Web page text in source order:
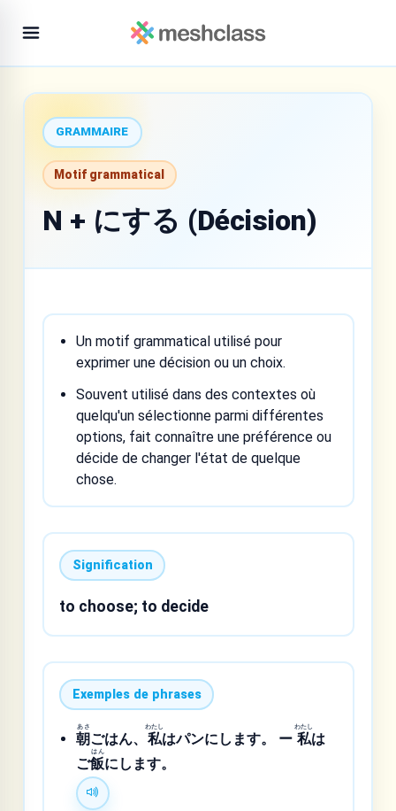
GRAMMAIRE
Motif grammatical
N + にする (Décision)
Un motif grammatical utilisé pour
exprimer une décision ou un choix.
Souvent utilisé dans des contextes où
quelqu'un sélectionne parmi différentes
options, fait connaître une préférence ou
décide de changer l'état de quelque
chose.
Signification
to choose; to decide
Exemples de phrases
朝
あさ
ごはん、 私
わたし
はパンにします。 ー 私
わたし
は
ご飯
はん
にします。